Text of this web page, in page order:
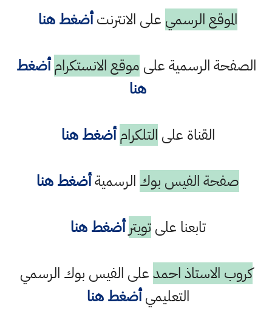
الموقع الرسمي على الانترنتأضغط هنا
الصفحة الرسمية على موقع الانستكرام أضغط
هنا
القناة على التلكرام أضغط هنا
صفحة الفيس بوك الرسميةأضغط هنا
تابعنا علىتويتر أضغط هنا
كروب الاستاذ احمدعلى الفيس بوك الرسمي
التعليميأضغط هنا